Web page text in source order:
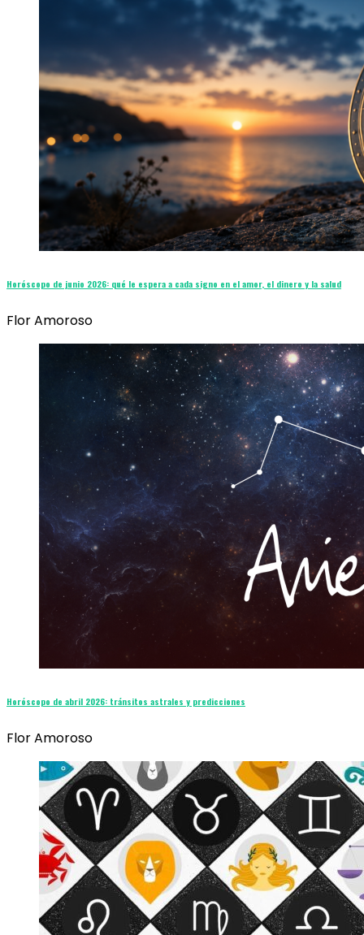
Horóscopo de junio 2026: qué le espera a cada signo en el amor, el dinero y la salud
Flor Amoroso
Horóscopo de abril 2026: tránsitos astrales y predicciones
Flor Amoroso